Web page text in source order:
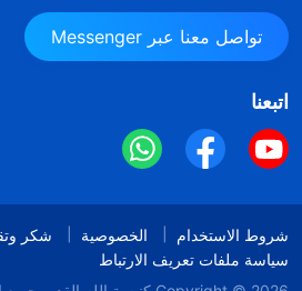
تواصل معنا عبر Messenger
اتبعنا
شروط الاستخدام الخصوصية
شكر
سياسة ملفات تعريف الارتباط